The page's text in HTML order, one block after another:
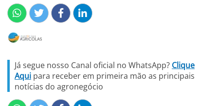
Já segue nosso Canal oficial no WhatsApp? Clique
Aqui para receber em primeira mão as principais
notícias do agronegócio